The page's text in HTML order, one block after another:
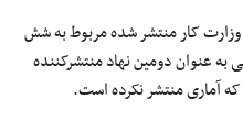
کار منتشر شده مربوط به شش‌
قانونی به عنوان دومین نهاد منتشرکننده
آماری منتشر نکرده است.